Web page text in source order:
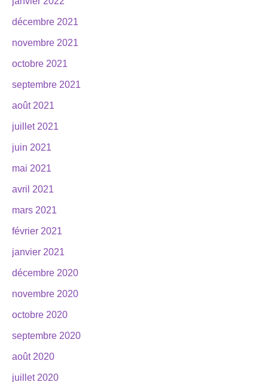
décembre 2021
novembre 2021
octobre 2021
septembre 2021
août 2021
juillet 2021
juin 2021
mai 2021
avril 2021
mars 2021
février 2021
janvier 2021
décembre 2020
novembre 2020
octobre 2020
septembre 2020
août 2020
juillet 2020